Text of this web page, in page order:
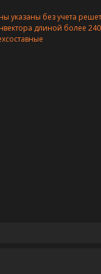
указаны без учета
длиной более